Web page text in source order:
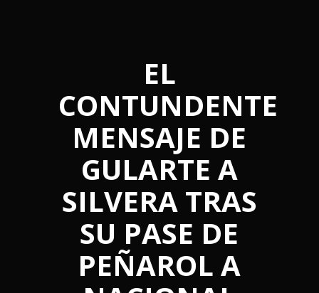
EL
CONTUNDENTE
MENSAJE DE
GULARTE A
SILVERA TRAS
SU PASE DE
PEÑAROL A